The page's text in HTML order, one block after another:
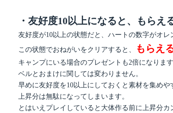
・友好度10以上になると、もらえ
友好度が10以上の状態だと、ハートの数字がオレ
この状態でおねがいをクリアすると、
もらえ
キャンプにいる場合のプレゼントも2倍になります
ベルとおまけに関しては変わりません。
早めに友好度を10以上にしておくと素材を集め
上昇分は無駄になってしまいます。
とはいえプレイしていると大体作る前に上昇分